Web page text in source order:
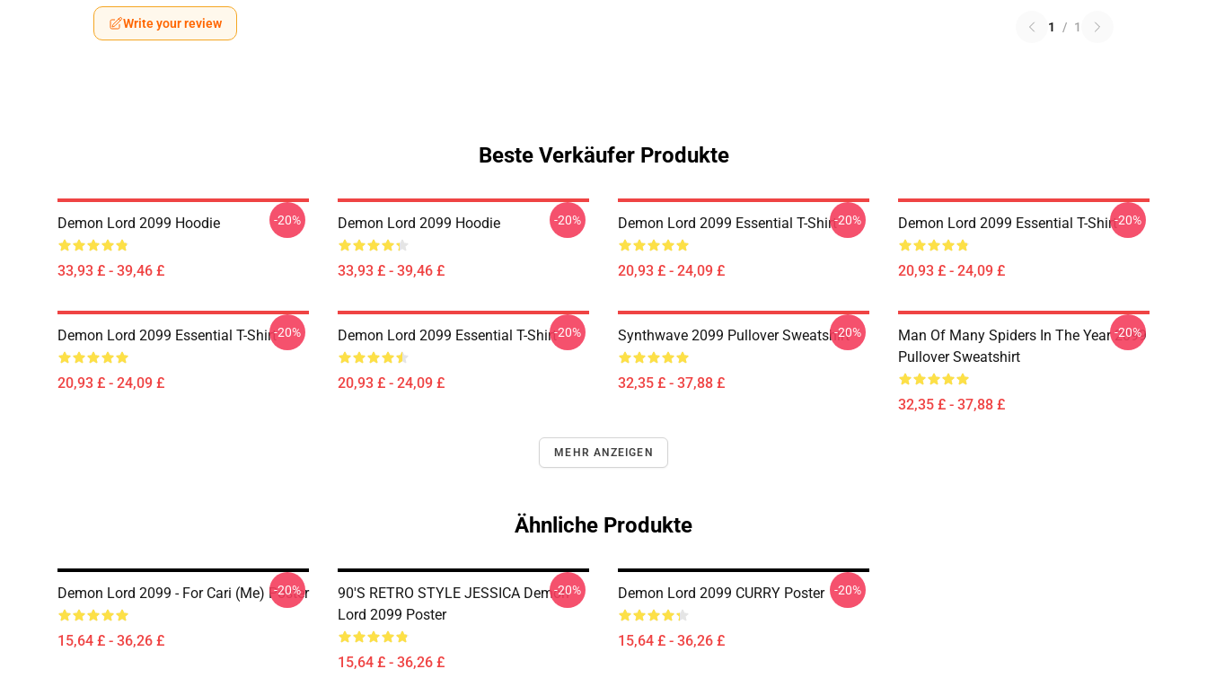
Write your review 1 / 1
Beste Verkäufer Produkte
Demon Lord 2099 Hoodie
33,93 £ - 39,46 £
-20% Demon Lord 2099 Hoodie
33,93 £ - 39,46 £
-20% Demon Lord 2099 Essential T-Shirt
20,93 £ - 24,09 £
-20% Demon Lord 2099 Essential T-Shirt
20,93 £ - 24,09 £
-20%
Demon Lord 2099 Essential T-Shirt
20,93 £ - 24,09 £
-20% Demon Lord 2099 Essential T-Shirt
20,93 £ - 24,09 £
-20% Synthwave 2099 Pullover Sweatshirt
32,35 £ - 37,88 £
-20%
Man Of Many Spiders In The Year 2099
Pullover Sweatshirt
32,35 £ - 37,88 £
-20%
MEHR ANZEIGEN
Ähnliche Produkte
Demon Lord 2099 - For Cari (me) Poster
15,64 £ - 36,26 £
-20%
90'S RETRO STYLE JESSICA Demon
Lord 2099 Poster
15,64 £ - 36,26 £
-20% Demon Lord 2099 CURRY Poster
15,64 £ - 36,26 £
-20%